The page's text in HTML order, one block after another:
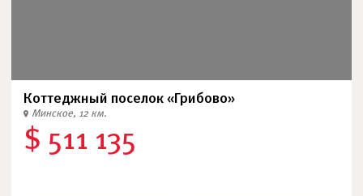
Коттеджный поселок «Грибово»
Минское, 12 км.
$ 511 135